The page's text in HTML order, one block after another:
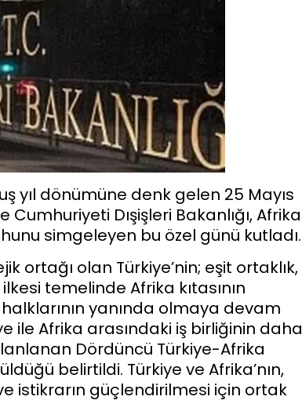
yıl dönümüne denk gelen 25 Mayıs
Dışişleri Bakanlığı, Afrika
simgeleyen bu özel günü kutladı.
ortağı olan Türkiye’nin; eşit ortaklık,
ilkesi temelinde Afrika kıtasının
yanında olmaya devam
ile Afrika arasındaki iş birliğinin daha
Dördüncü Türkiye-Afrika
belirtildi. Türkiye ve Afrika’nın,
istikrarın güçlendirilmesi için ortak